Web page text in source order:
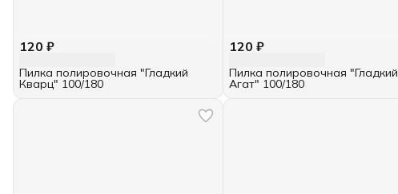
120 ₽
Пилка полировочная "Гладкий
Кварц" 100/180
120 ₽
Пилка полировочная "Гладкий
Агат" 100/180